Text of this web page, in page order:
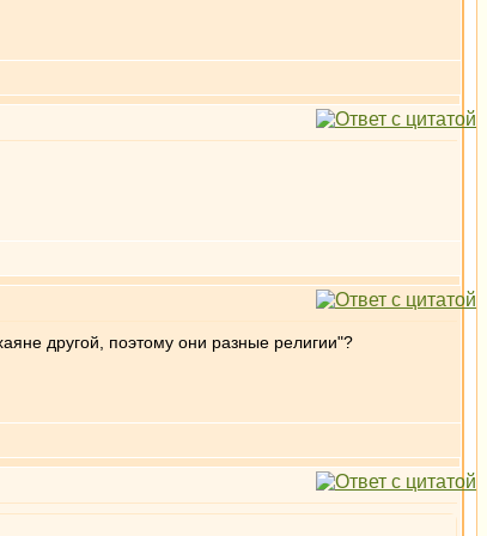
другой, поэтому они разные религии"?